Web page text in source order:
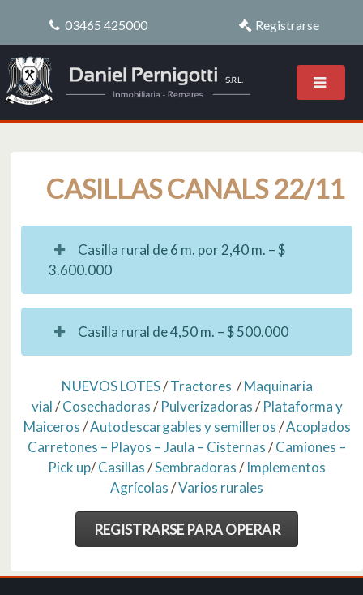
03465 425000 Registrarse
CASILLAS CANALS 22/11
Casilla rural de 6 m. por 2,40 m. – $
3.600.000
Casilla rural de 4,50 m. – $ 500.000
NUEVOS LOTES/Tractores /Maquinaria
vial/Cosechadoras/Pulverizadoras/Plataforma y
Maiceros/Autodescargables y semilleros/Acoplados
Carretones – Playos – Jaula – Cisternas/Camiones –
Pick up/Casillas/Sembradoras/Implementos
Agrícolas/Varios rurales
REGISTRARSE PARA OPERAR